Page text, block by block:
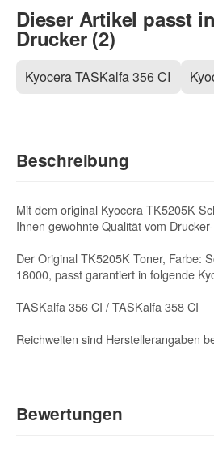
Dieser Artikel passt
Drucker (2)
Kyocera TASKalfa 356 CI
Beschreibung
Mit dem original Kyocera TK5205K
Ihnen gewohnte Qualität vom
Der Original TK5205K Toner, Farbe:
18000, passt garantiert in folgende
TASKalfa 356 CI / TASKalfa 358 CI
Reichweiten sind Herstellerangaben
Bewertungen